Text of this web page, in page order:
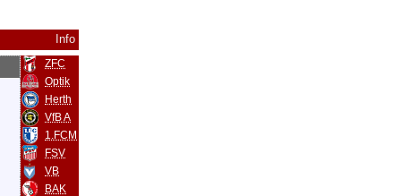
Info
ZFC
Optik
Herth
VfB A
1.FCM
FSV
VB
BAK